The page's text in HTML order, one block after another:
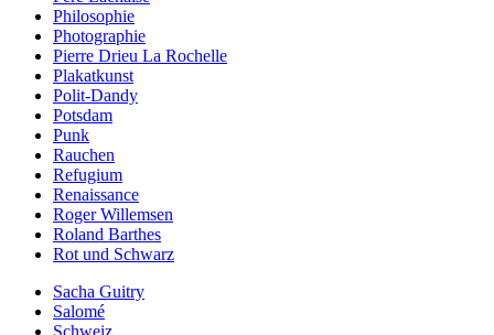
Philosophie
Photographie
Pierre Drieu La Rochelle
Plakatkunst
Polit-Dandy
Potsdam
Punk
Rauchen
Refugium
Renaissance
Roger Willemsen
Roland Barthes
Rot und Schwarz
Sacha Guitry
Salomé
Schweiz